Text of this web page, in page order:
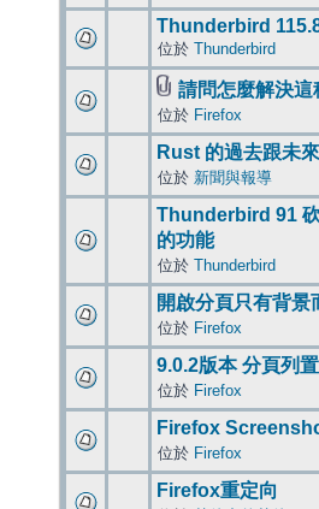
Thunderbird
位於 Thunderbird
請問怎麼解決這
位於 Firefox
Rust 的過去跟未來
位於 新聞與報導
Thunderbird 91
的功能
位於 Thunderbird
開啟分頁只有背景
位於 Firefox
9.0.2版本 分頁列
位於 Firefox
Firefox
位於 Firefox
Firefox重定向